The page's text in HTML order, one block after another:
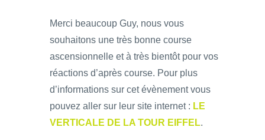
Merci beaucoup Guy, nous vous
souhaitons une très bonne course
ascensionnelle et à très bientôt pour vos
réactions d’après course. Pour plus
d’informations sur cet évènement vous
pouvez aller sur leur site internet : LE
VERTICALE DE LA TOUR EIFFEL.